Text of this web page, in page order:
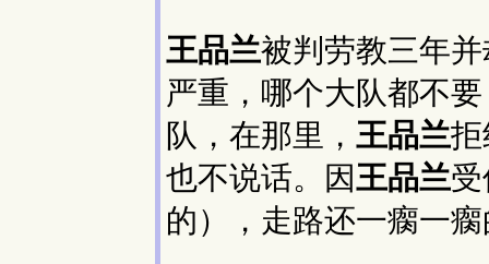
王品兰被判劳教三年
严重，哪个大队都不
队，在那里， 王品兰
也不说话。因王品兰
的），走路还一瘸一